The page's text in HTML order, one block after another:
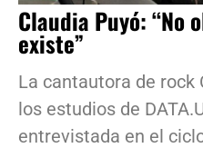
Claudia Puyó: “No
existe”
La cantautora de rock
los estudios de
entrevistada en el